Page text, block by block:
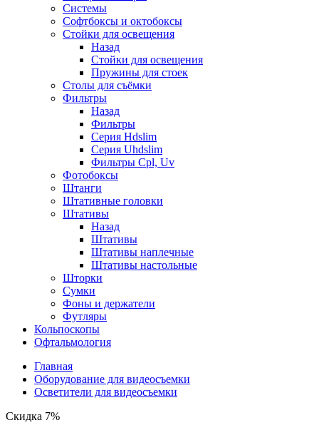
Системы
Софтбоксы и октобоксы
Стойки для освещения
Назад
Стойки для освещения
Пружины для стоек
Столы для съёмки
Фильтры
Назад
Фильтры
Серия Hdslim
Серия Uhdslim
Фильтры Cpl, Uv
Фотобоксы
Штанги
Штативные головки
Штативы
Назад
Штативы
Штативы наплечные
Штативы настольные
Шторки
Сумки
Фоны и держатели
Футляры
Кольпоскопы
Офтальмология
Главная
Оборудование для видеосъемки
Осветители для видеосъемки
Скидка 7%